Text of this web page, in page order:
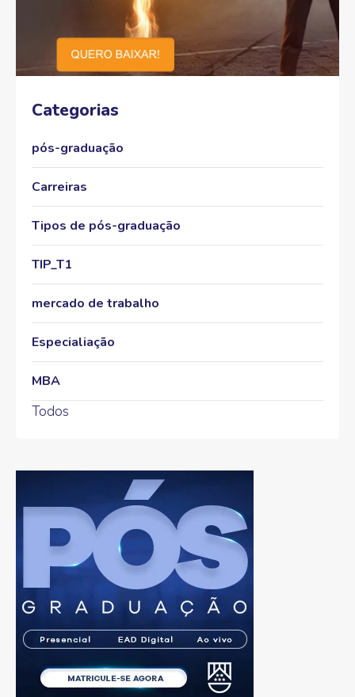
Categorias
pós-graduação
Carreiras
Tipos de pós-graduação
TIP_T1
mercado de trabalho
Especialiação
MBA
Todos